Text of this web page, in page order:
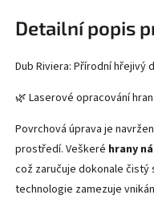
Detailní popis
Dub Riviera: Přírodní hřejivý
🌿 Laserové opracování hran
Povrchová úprava je
prostředí. Veškeré hrany
což zaručuje dokonale čistý
technologie zamezuje